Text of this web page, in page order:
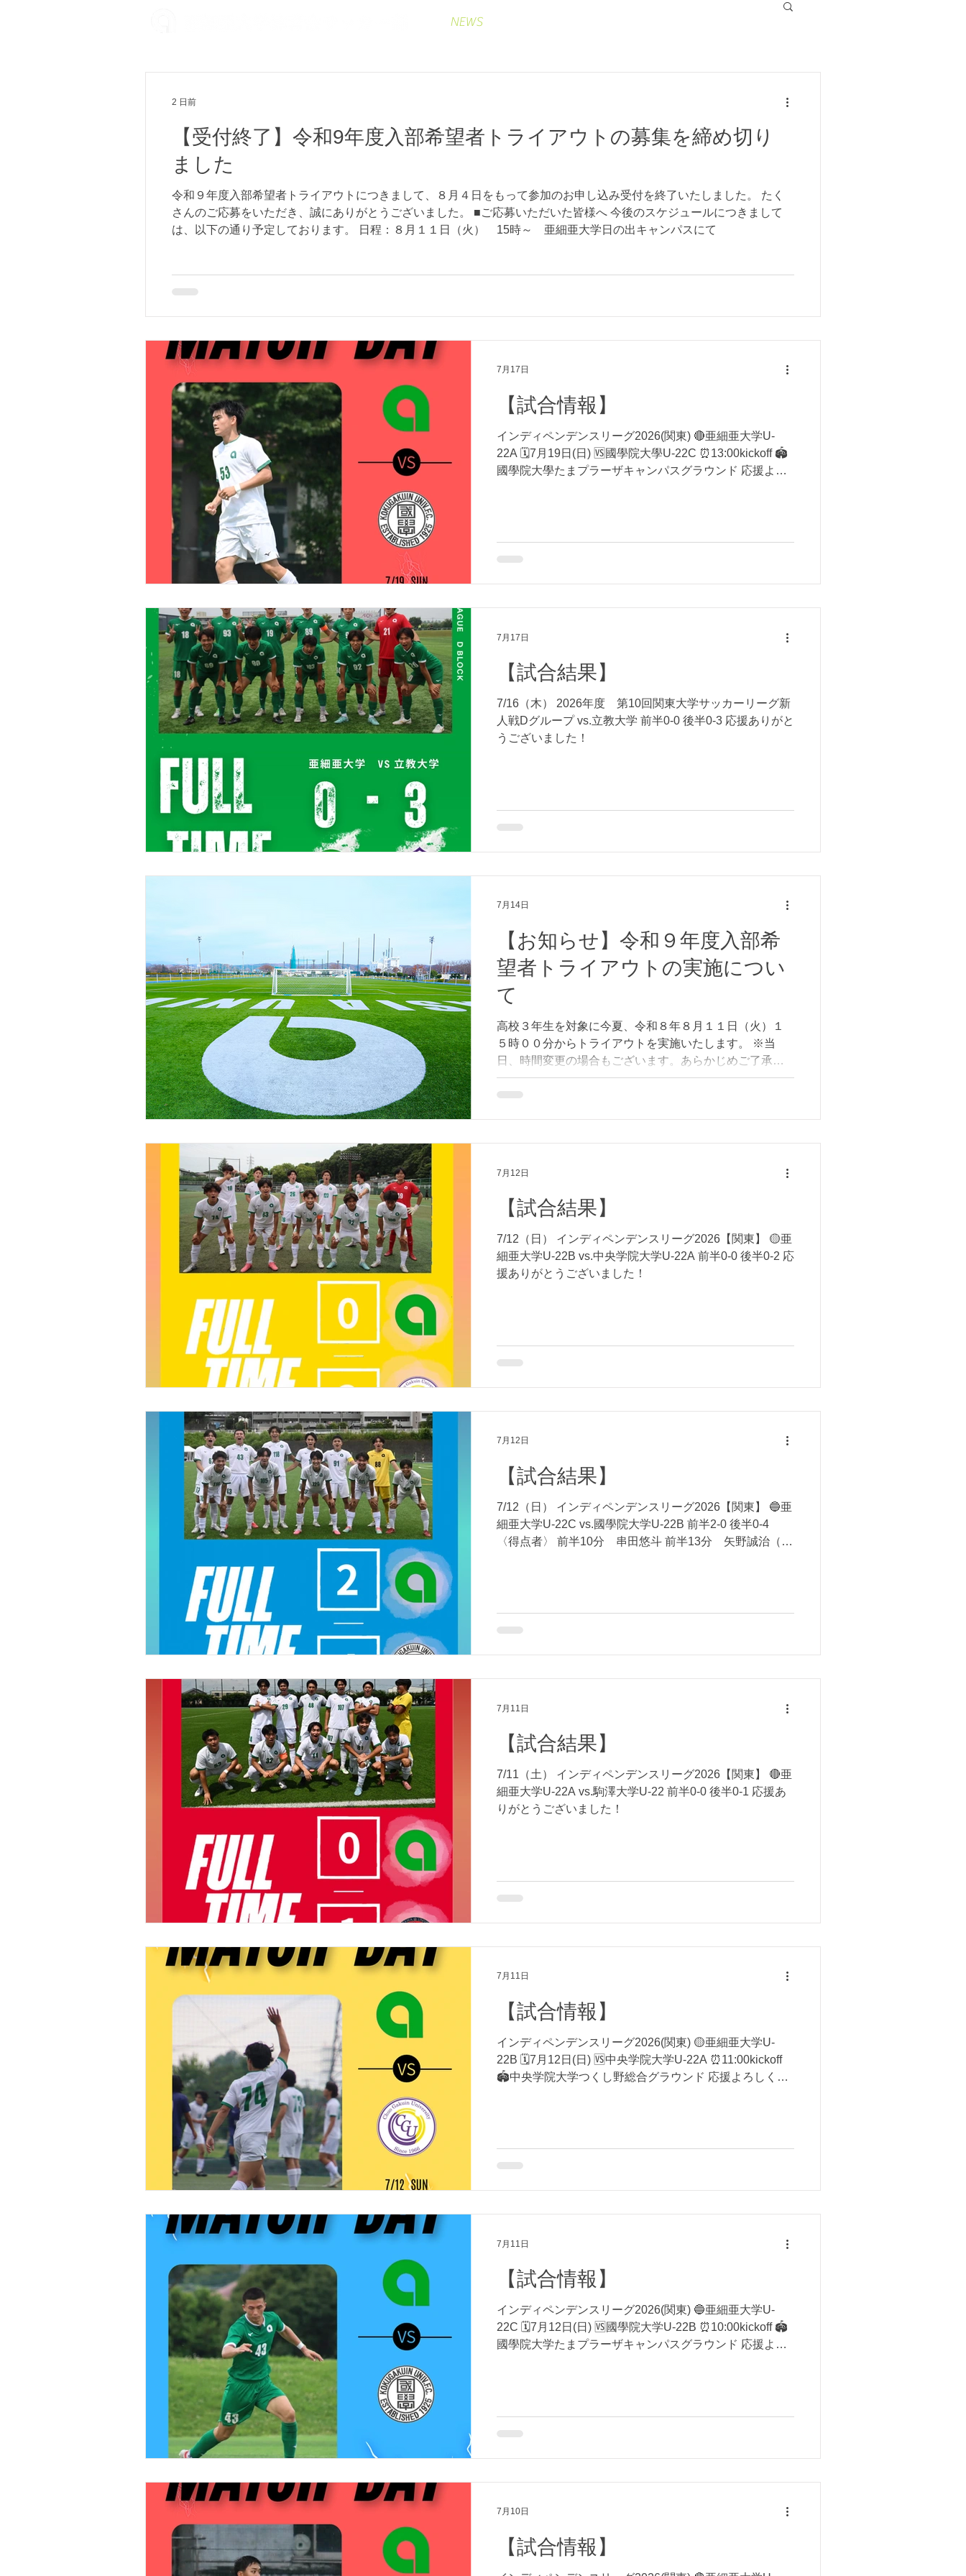
NEWS
【受付終了】令和9年度入部希望者トライアウトの募集を締め切り
ました
令和９年度入部希望者トライアウトにつきまして、８月４日をもって参加のお申し込み受付を終了いたしました。 たく
さんのご応募をいただき、誠にありがとうございました。 ■ご応募いただいた皆様へ 今後のスケジュールにつきまして
は、以下の通り予定しております。 日程：８月１１日（火） 15時～ 亜細亜大学日の出キャンパスにて
2 日前
【試合情報】
インディペンデンスリーグ2026(関東) 🔴亜細亜大学U-
22A 🗓7月19日(日) 🆚國學院大學U-22C ⏰13:00kickoff 🏟
國學院大學たまプラーザキャンパスグラウンド 応援よろ
7月17日
【試合結果】
7/16（木） 2026年度 第10回関東大学サッカーリーグ新
人戦Dグループ vs.立教大学 前半0-0 後半0-3 応援ありがと
うございました！
7月17日
【お知らせ】令和９年度入部希
望者トライアウトの実施につい
て
高校３年生を対象に今夏、令和８年８月１１日（火）１
５時００分からトライアウトを実施いたします。 ※当
日、時間変更の場合もございます。あらかじめご了承く
ださい。 参加を希望される方は下記の案内を熟読のう
加をご希望の方はお早めにお申し込みください。 ■トライ
ォーム←こちらをクリック ⚠️応募された皆様へ⚠️ ご応募
いただきありがとうございます。 申請された方へ、
ajia.tuff2025@gmail.comから当日の案内をメールいたし
ます。 必ずメールをご確認お願いいたします。
7月14日
【試合結果】
7/12（日） インディペンデンスリーグ2026【関東】 🟡亜
細亜大学U-22B vs.中央学院大学U-22A 前半0-0 後半0-2 応
援ありがとうございました！
7月12日
【試合結果】
7/12（日） インディペンデンスリーグ2026【関東】 🔵亜
細亜大学U-22C vs.國學院大学U-22B 前半2-0 後半0-4
〈得点者〉 前半10分 串田悠斗 前半13分 矢野誠治（ア
7月12日
【試合結果】
7/11（土） インディペンデンスリーグ2026【関東】 🔴亜
細亜大学U-22A vs.駒澤大学U-22 前半0-0 後半0-1 応援あ
りがとうございました！
7月11日
【試合情報】
インディペンデンスリーグ2026(関東) 🟡亜細亜大学U-
22B 🗓7月12日(日) 🆚中央学院大学U-22A ⏰11:00kickoff
🏟中央学院大学つくし野総合グラウンド 応援よろしくお
7月11日
【試合情報】
インディペンデンスリーグ2026(関東) 🔵亜細亜大学U-
22C 🗓7月12日(日) 🆚國學院大学U-22B ⏰10:00kickoff 🏟
國學院大学たまプラーザキャンパスグラウンド 応援よろ
7月11日
【試合情報】
7月10日